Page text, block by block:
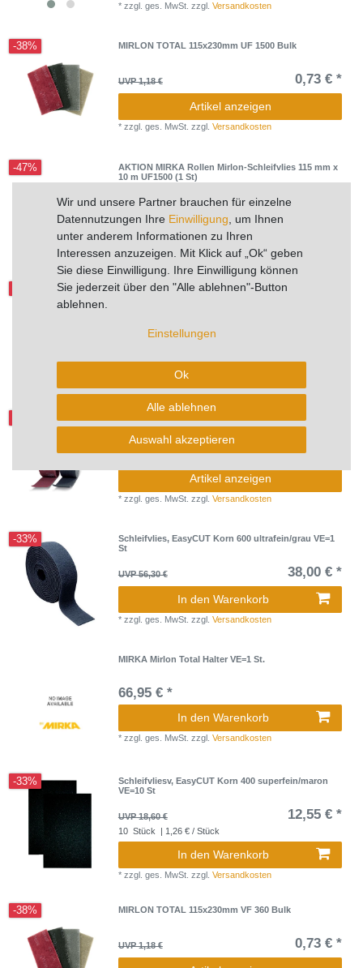
* zzgl. ges. MwSt. zzgl. Versandkosten
-38% MIRLON TOTAL 115x230mm UF 1500 Bulk
UVP 1,18 € 0,73 € *
Artikel anzeigen
* zzgl. ges. MwSt. zzgl. Versandkosten
-47%
AKTION MIRKA Rollen Mirlon-Schleifvlies 115 mm x
10 m UF1500 (1 St)
UVP 47,94 € 25,20 € *
In den Warenkorb
zzgl. ges. MwSt.zzgl. Versandkosten
2 x Schleifvlies, EasyCUT Korn 400 superfein/maron
Stück | 3,08 € / Stück
In den Warenkorb
zzgl. ges. MwSt.zzgl.
UVP 53,58 € 37,38 € *
Artikel anzeigen
* zzgl. ges. MwSt. zzgl. Versandkosten
-33%
Schleifvlies, EasyCUT Korn 600 ultrafein/grau VE=1
St
UVP 56,30 € 38,00 € *
In den Warenkorb
* zzgl. ges. MwSt. zzgl. Versandkosten
MIRKA Mirlon Total Halter VE=1 St.
66,95 € *
In den Warenkorb
* zzgl. ges. MwSt. zzgl. Versandkosten
-33%
Schleifvliesv, EasyCUT Korn 400 superfein/maron
VE=10 St
UVP 18,60 € 12,55 € *
10 Stück | 1,26 € / Stück
In den Warenkorb
* zzgl. ges. MwSt. zzgl. Versandkosten
-38% MIRLON TOTAL 115x230mm VF 360 Bulk
UVP 1,18 € 0,73 € *
Wir und unsere Partner brauchen für einzelne
Datennutzungen Ihre Einwilligung , um Ihnen
unter anderem Informationen zu Ihren
Interessen anzuzeigen. Mit Klick auf „Ok“ geben
Sie diese Einwilligung. Ihre Einwilligung können
Sie jederzeit über den "Alle ablehnen"-Button
ablehnen.
Einstellungen
Ok
Alle ablehnen
Auswahl akzeptieren